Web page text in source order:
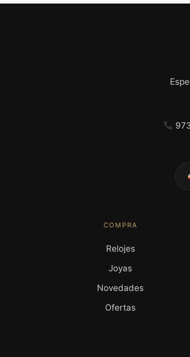
COMPRA
Relojes
Joyas
Novedades
Ofertas